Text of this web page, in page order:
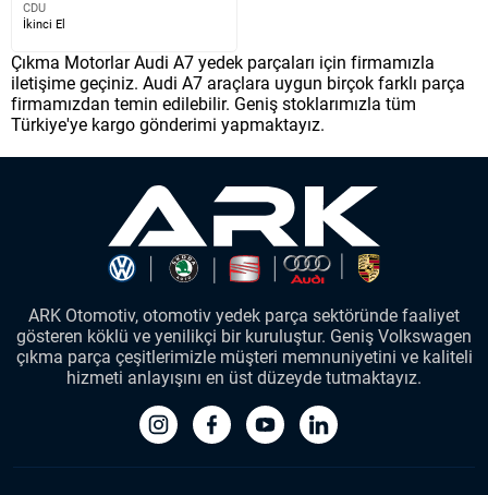
CDU
İkinci El
Çıkma Motorlar Audi A7 yedek parçaları için firmamızla
iletişime geçiniz. Audi A7 araçlara uygun birçok farklı parça
firmamızdan temin edilebilir. Geniş stoklarımızla tüm
Türkiye'ye kargo gönderimi yapmaktayız.
ARK Otomotiv, otomotiv yedek parça sektöründe faaliyet
gösteren köklü ve yenilikçi bir kuruluştur. Geniş Volkswagen
çıkma parça çeşitlerimizle müşteri memnuniyetini ve kaliteli
hizmeti anlayışını en üst düzeyde tutmaktayız.